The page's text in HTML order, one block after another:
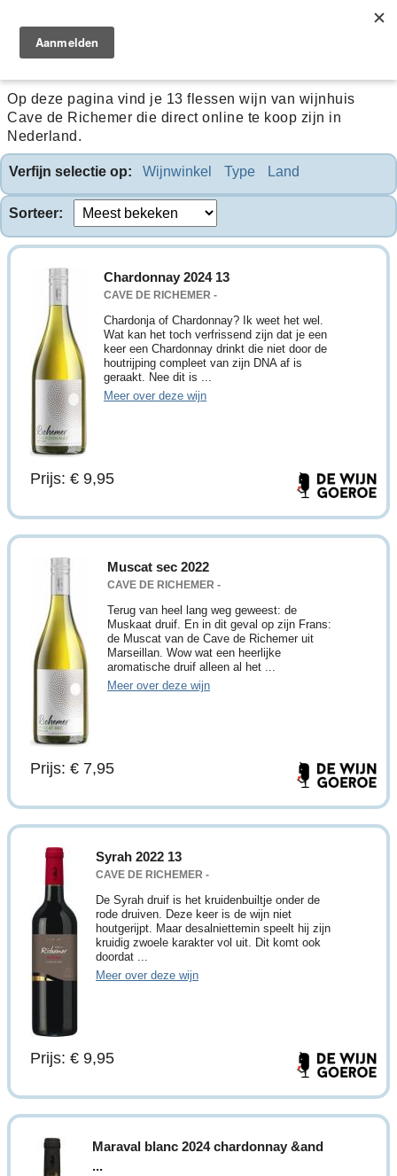
Cave de Richemer
Op deze pagina vind je 13 flessen wijn van wijnhuis
Cave de Richemer die direct online te koop zijn in
Nederland.
Verfijn selectie op: Wijnwinkel Type Land
Sorteer:
Chardonnay 2024 13
CAVE DE RICHEMER -
Chardonja of Chardonnay? Ik weet het wel.
Wat kan het toch verfrissend zijn dat je een
keer een Chardonnay drinkt die niet door de
houtrijping compleet van zijn DNA af is
geraakt. Nee dit is ...
Meer over deze wijn
Prijs: € 9,95
Muscat sec 2022
CAVE DE RICHEMER -
Terug van heel lang weg geweest: de
Muskaat druif. En in dit geval op zijn Frans:
de Muscat van de Cave de Richemer uit
Marseillan. Wow wat een heerlijke
aromatische druif alleen al het ...
Meer over deze wijn
Prijs: € 7,95
Syrah 2022 13
CAVE DE RICHEMER -
De Syrah druif is het kruidenbuiltje onder de
rode druiven. Deze keer is de wijn niet
houtgerijpt. Maar desalniettemin speelt hij zijn
kruidig zwoele karakter vol uit. Dit komt ook
doordat ...
Meer over deze wijn
Prijs: € 9,95
Maraval blanc 2024 chardonnay &and
...